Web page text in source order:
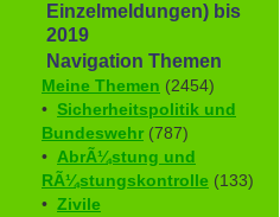
Einzelmeldungen) bis
2019
Navigation Themen
Meine Themen (2454)
• Sicherheitspolitik und
Bundeswehr (787)
• AbrÃ¼stung und
RÃ¼stungskontrolle (133)
• Zivile